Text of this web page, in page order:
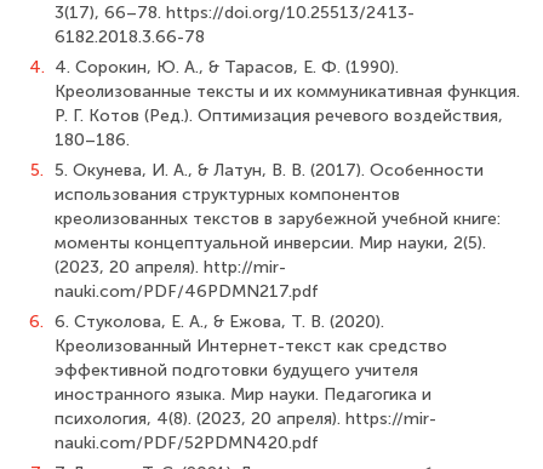
3(17), 66–78. https://doi.org/10.25513/2413-
6182.2018.3.66-78
4. 4. Сорокин, Ю. А., & Тарасов, Е. Ф. (1990).
Креолизованные тексты и их коммуникативная функция.
Р. Г. Котов (Ред.). Оптимизация речевого воздействия,
180–186.
5. 5. Окунева, И. А., & Латун, В. В. (2017). Особенности
использования структурных компонентов
креолизованных текстов в зарубежной учебной книге:
моменты концептуальной инверсии. Мир науки, 2(5).
(2023, 20 апреля). http://mir-
nauki.com/PDF/46PDMN217.pdf
6. 6. Стуколова, Е. А., & Ежова, Т. В. (2020).
Креолизованный Интернет-текст как средство
эффективной подготовки будущего учителя
иностранного языка. Мир науки. Педагогика и
психология, 4(8). (2023, 20 апреля). https://mir-
nauki.com/PDF/52PDMN420.pdf